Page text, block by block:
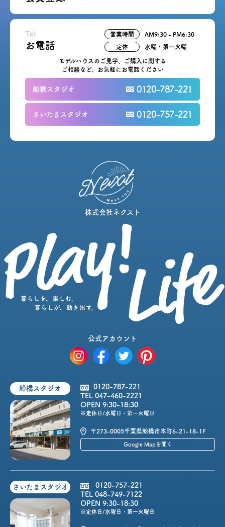
Tel
お電話
モデルハウスのご見学、ご購入に関する
ご相談など、お気軽にお電話ください
船橋スタジオ 0120-787-221
さいたまスタジオ 0120-757-221
営業時間 AM9:30 - PM6:30
定休 水曜・第一火曜
株式会社ネクスト
公式アカウント
船橋スタジオ
0120-787-221
TEL 047-460-2221
OPEN 9:30-18:30
※定休日/水曜日・第一火曜日
〒273-0005千葉県船橋市本町6-21-18-1F
Google Mapを開く
さいたまスタジオ
0120-757-221
TEL 048-749-7122
OPEN 9:30-18:30
※定休日/水曜日・第一火曜日